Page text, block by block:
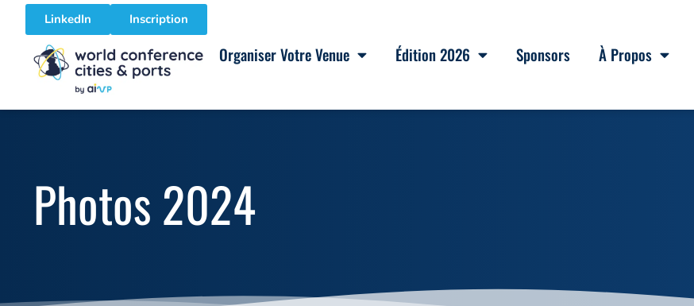
LinkedIn Inscription
Organiser Votre Venue Édition 2026 Sponsors À Propos
Photos 2024